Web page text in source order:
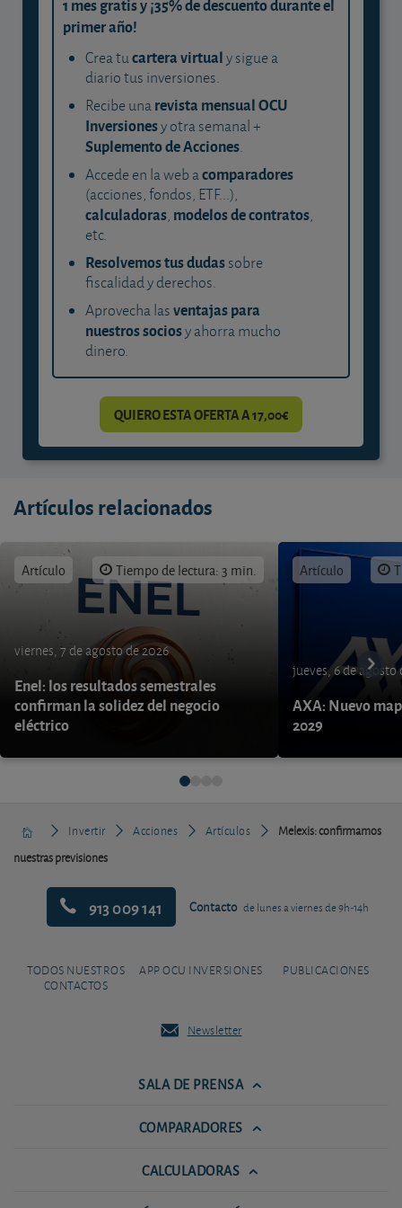
1 mes gratis y ¡35% de descuento durante el
primer año!
Crea tucartera virtualy sigue a
diario tus inversiones.
Recibe unarevista mensual OCU
Inversionesy otra semanal +
Suplemento de Acciones.
Accede en la web acomparadores
(acciones, fondos, ETF...),
calculadoras, modelos de contratos,
etc.
Resolvemos tus dudassobre
fiscalidad y derechos.
Aprovecha lasventajas para
nuestros sociosy ahorra mucho
dinero.
QUIERO ESTA OFERTA A 17,00€
Artículos relacionados
Artículo Tiempo de lectura: 3 min.
viernes, 7 de agosto de 2026
Enel: los resultados semestrales
confirman la solidez del negocio
eléctrico
Artículo
jueves, 6 de agosto
AXA: Nuevo
2029
Invertir Acciones Artículos
Melexis: confirmamos
nuestras previsiones
913 009 141 Contacto de lunes a viernes de 9h-14h
TODOS NUESTROS
CONTACTOS
APP OCU INVERSIONES PUBLICACIONES
Newsletter
SALA DE PRENSA
COMPARADORES
CALCULADORAS